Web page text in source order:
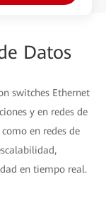
Datos
switches Ethernet
y en redes de
en redes de
en tiempo real.